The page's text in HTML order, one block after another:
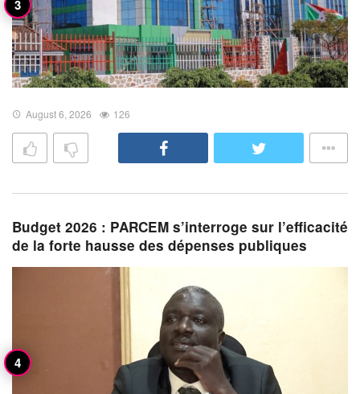
August 6, 2026 126
Budget 2026 : PARCEM s’interroge sur l’efficacité
de la forte hausse des dépenses publiques